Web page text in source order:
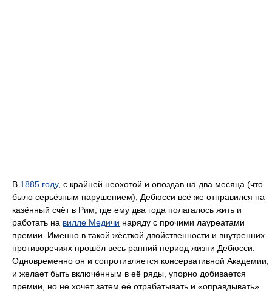
В 1885 году, с крайней неохотой и опоздав на два месяца (что
было серьёзным нарушением), Дебюсси всё же отправился на
казённый счёт в Рим, где ему два года полагалось жить и
работать на вилле Медичи наряду с прочими лауреатами
премии. Именно в такой жёсткой двойственности и внутренних
противоречиях прошёл весь ранний период жизни Дебюсси.
Одновременно он и сопротивляется консервативной Академии,
и желает быть включённым в её ряды, упорно добивается
премии, но не хочет затем её отрабатывать и «оправдывать».